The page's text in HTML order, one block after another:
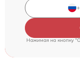
Нажимая на кнопку